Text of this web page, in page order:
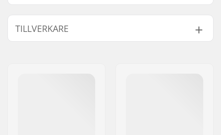
Kön:
Barn
Tyg Konstruktion:
Extra egenskaper:
Avtagbar luva,
TILLVERKARE